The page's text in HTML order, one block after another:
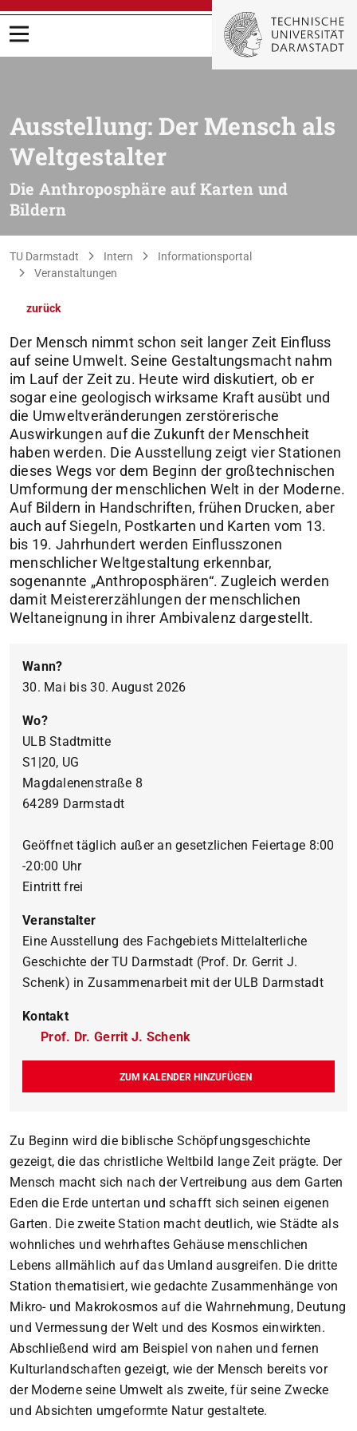
Menü öffnen
Ausstellung: Der Mensch als
Weltgestalter
Die Anthroposphäre auf Karten und
Bildern
Sie befinden sich hier:
TU Darmstadt Intern
Informationsportal
Veranstaltungen
zurück
Der Mensch nimmt schon seit langer Zeit Einfluss
auf seine Umwelt. Seine Gestaltungsmacht nahm
im Lauf der Zeit zu. Heute wird diskutiert, ob er
sogar eine geologisch wirksame Kraft ausübt und
die Umweltveränderungen zerstörerische
Auswirkungen auf die Zukunft der Menschheit
haben werden. Die Ausstellung zeigt vier Stationen
dieses Wegs vor dem Beginn der großtechnischen
Umformung der menschlichen Welt in der Moderne.
Auf Bildern in Handschriften, frühen Drucken, aber
auch auf Siegeln, Postkarten und Karten vom 13.
bis 19. Jahrhundert werden Einflusszonen
menschlicher Weltgestaltung erkennbar,
sogenannte „Anthroposphären“. Zugleich werden
damit Meistererzählungen der menschlichen
Weltaneignung in ihrer Ambivalenz dargestellt.
Wann?
30. Mai bis 30. August 2026
Wo?
ULB Stadtmitte
S1|20, UG
Magdalenenstraße 8
64289 Darmstadt
Geöffnet täglich außer an gesetzlichen Feiertage 8:00
-20:00 Uhr
Eintritt frei
Veranstalter
Eine Ausstellung des Fachgebiets Mittelalterliche
Geschichte der TU Darmstadt (Prof. Dr. Gerrit J.
Schenk) in Zusammenarbeit mit der ULB Darmstadt
Kontakt
Prof. Dr. Gerrit J. Schenk
ZUM KALENDER HINZUFÜGEN
Zu Beginn wird die biblische Schöpfungsgeschichte
gezeigt, die das christliche Weltbild lange Zeit prägte. Der
Mensch macht sich nach der Vertreibung aus dem Garten
Eden die Erde untertan und schafft sich seinen eigenen
Garten. Die zweite Station macht deutlich, wie Städte als
wohnliches und wehrhaftes Gehäuse menschlichen
Lebens allmählich auf das Umland ausgreifen. Die dritte
Station thematisiert, wie gedachte Zusammenhänge von
Mikro- und Makrokosmos auf die Wahrnehmung, Deutung
und Vermessung der Welt und des Kosmos einwirkten.
Abschließend wird am Beispiel von nahen und fernen
Kulturlandschaften gezeigt, wie der Mensch bereits vor
der Moderne seine Umwelt als zweite, für seine Zwecke
und Absichten umgeformte Natur gestaltete.